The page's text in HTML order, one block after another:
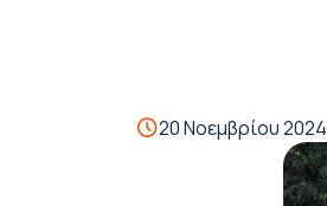
20 Νοεμβρίου 2024